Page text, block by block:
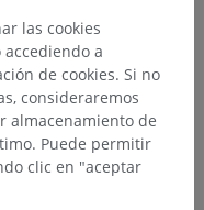
las cookies
a
de cookies. Si no
consideraremos
almacenamiento de
Puede permitir
clic en "aceptar